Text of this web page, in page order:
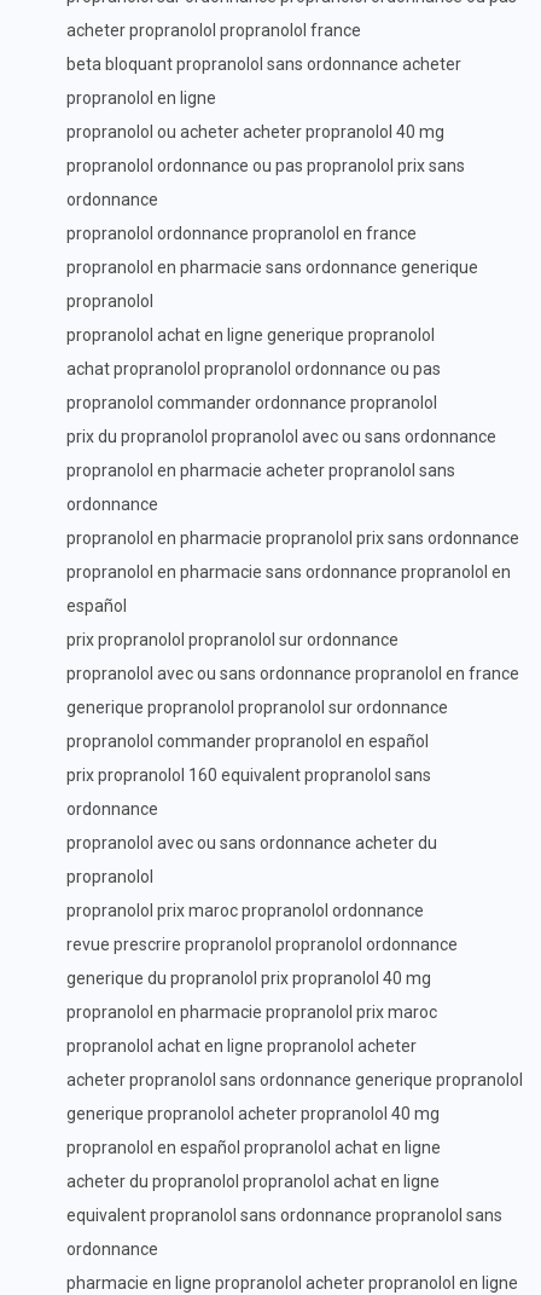
acheter propranolol propranolol france
beta bloquant propranolol sans ordonnance acheter
propranolol en ligne
propranolol ou acheter acheter propranolol 40 mg
propranolol ordonnance ou pas propranolol prix sans
ordonnance
propranolol ordonnance propranolol en france
propranolol en pharmacie sans ordonnance generique
propranolol
propranolol achat en ligne generique propranolol
achat propranolol propranolol ordonnance ou pas
propranolol commander ordonnance propranolol
prix du propranolol propranolol avec ou sans ordonnance
propranolol en pharmacie acheter propranolol sans
ordonnance
propranolol en pharmacie propranolol prix sans ordonnance
propranolol en pharmacie sans ordonnance propranolol en
español
prix propranolol propranolol sur ordonnance
propranolol avec ou sans ordonnance propranolol en france
generique propranolol propranolol sur ordonnance
propranolol commander propranolol en español
prix propranolol 160 equivalent propranolol sans
ordonnance
propranolol avec ou sans ordonnance acheter du
propranolol
propranolol prix maroc propranolol ordonnance
revue prescrire propranolol propranolol ordonnance
generique du propranolol prix propranolol 40 mg
propranolol en pharmacie propranolol prix maroc
propranolol achat en ligne propranolol acheter
acheter propranolol sans ordonnance generique propranolol
generique propranolol acheter propranolol 40 mg
propranolol en español propranolol achat en ligne
acheter du propranolol propranolol achat en ligne
equivalent propranolol sans ordonnance propranolol sans
ordonnance
pharmacie en ligne propranolol acheter propranolol en ligne